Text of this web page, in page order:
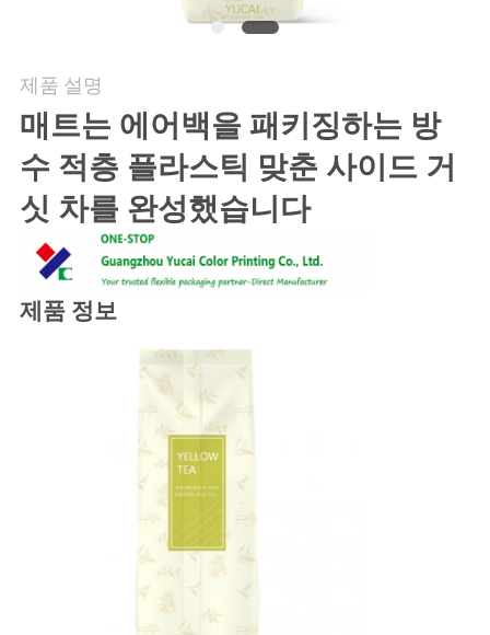
문
을
요
구
세
제품 설명
매트는 에어백을 패키징하는 방
수 적층 플라스틱 맞춘 사이드 거
싯 차를 완성했습니다
제품 정보